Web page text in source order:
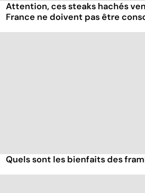
Attention, ces steaks hachés
France ne doivent pas être
Quels sont les bienfaits des